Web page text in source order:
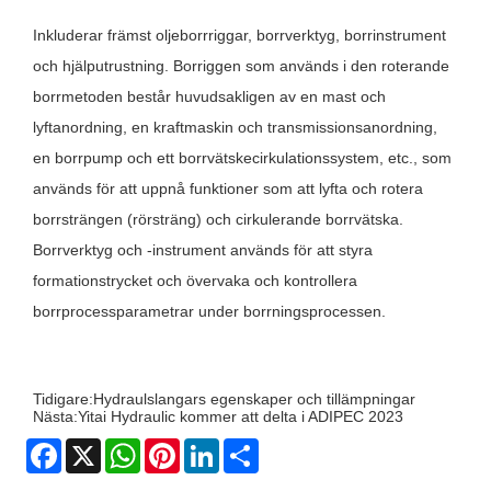
Inkluderar främst oljeborrriggar, borrverktyg, borrinstrument
och hjälputrustning. Borriggen som används i den roterande
borrmetoden består huvudsakligen av en mast och
lyftanordning, en kraftmaskin och transmissionsanordning,
en borrpump och ett borrvätskecirkulationssystem, etc., som
används för att uppnå funktioner som att lyfta och rotera
borrsträngen (rörsträng) och cirkulerande borrvätska.
Borrverktyg och -instrument används för att styra
formationstrycket och övervaka och kontrollera
borrprocessparametrar under borrningsprocessen.
Tidigare:Hydraulslangars egenskaper och tillämpningar
Nästa:Yitai Hydraulic kommer att delta i ADIPEC 2023
Facebook
X WhatsAppPinterestLinkedIn